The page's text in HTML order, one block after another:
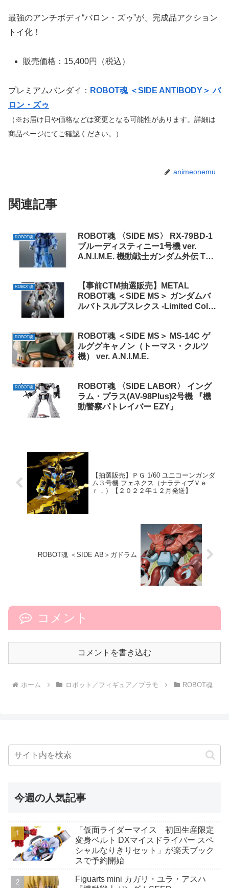
最強のアンチボディ“バロン・ズゥ”が、完成品アクション
トイ化！
販売価格：15,400円（税込）
プレミアムバンダイ： ROBOT魂 ＜SIDE ANTIBODY＞ バ
ロン・ズゥ
（※お届け日や価格などは変更となる可能性があります。詳細は
商品ページにてご確認ください。）
animeonemu
関連記事
ROBOT魂
ROBOT魂 〈SIDE MS〉 RX-79BD-1
ブルーディスティニー1号機 ver.
A.N.I.M.E. 機動戦士ガンダム外伝 THE
ROBOT魂
【事前CTM抽選販売】METAL
ROBOT魂 ＜SIDE MS＞ ガンダムバ
ルバトスルプスレクス -Limited Color
ROBOT魂
ROBOT魂 ＜SIDE MS＞ MS-14C ゲ
ルググキャノン（トーマス・クルツ
機） ver. A.N.I.M.E.
ROBOT魂
ROBOT魂 〈SIDE LABOR〉 イング
ラム・プラス(AV-98Plus)2号機 『機
動警察パトレイバー EZY』
【抽選販売】ＰＧ 1/60 ユニコーンガンダ
ム３号機 フェネクス（ナラティブＶｅ
ｒ．）【２０２２年１２月発送】
ROBOT魂 ＜SIDE AB＞ガドラム
コメント
コメントを書き込む
ホーム ロボット／フィギュア／プラモ ROBOT魂
今週の人気記事
「仮面ライダーマイス 初回生産限定
変身ベルト DXマイスドライバー スペ
シャルなりきりセット」が楽天ブック
スで予約開始
Figuarts mini カガリ・ユラ・アスハ